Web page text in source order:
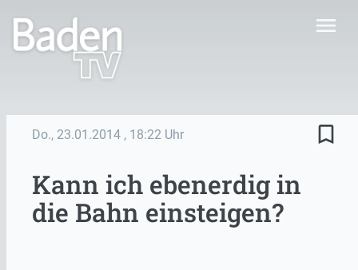
menu
Do., 23.01.2014 , 18:22 Uhr bookmark_border
Kann ich ebenerdig in
die Bahn einsteigen?